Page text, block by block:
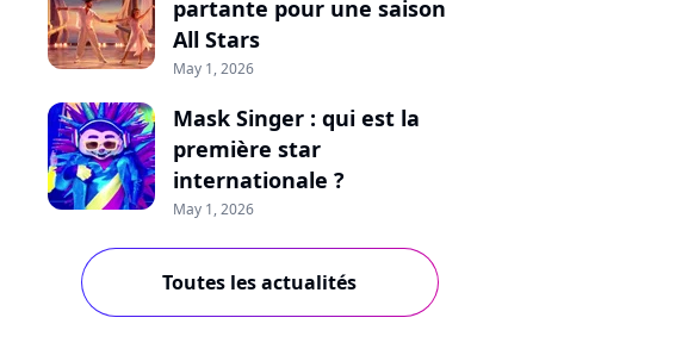
partante pour une saison
All Stars
May 1, 2026
Mask Singer : qui est la
première star
internationale ?
May 1, 2026
Toutes les actualités